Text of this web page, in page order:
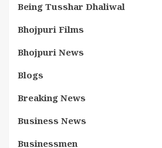
Being Tusshar Dhaliwal
Bhojpuri Films
Bhojpuri News
Blogs
Breaking News
Business News
Businessmen